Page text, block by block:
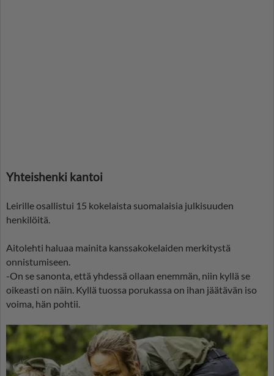
Yhteishenki kantoi
Leirille osallistui 15 kokelaista suomalaisia julkisuuden
henkilöitä.
Aitolehti haluaa mainita kanssakokelaiden merkitystä
onnistumiseen.
-On se sanonta, että yhdessä ollaan enemmän, niin kyllä se
oikeasti on näin. Kyllä tuossa porukassa on ihan jäätävän iso
voima, hän pohtii.